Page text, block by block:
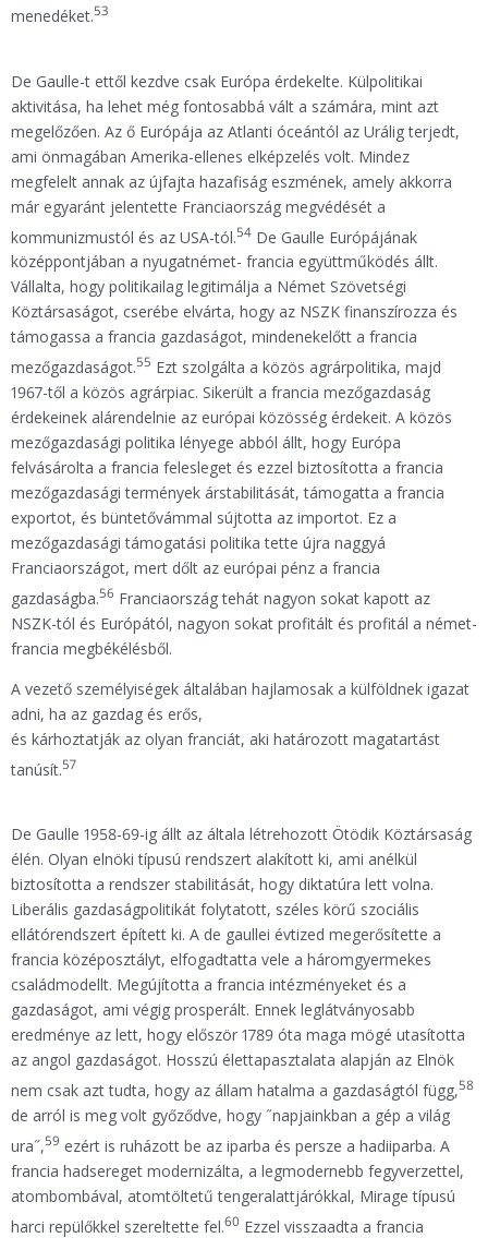
menedéket.53
De Gaulle-t ettől kezdve csak Európa érdekelte. Külpolitikai
aktivitása, ha lehet még fontosabbá vált a számára, mint azt
megelőzően. Az ő Európája az Atlanti óceántól az Urálig terjedt,
ami önmagában Amerika-ellenes elképzelés volt. Mindez
megfelelt annak az újfajta hazafiság eszmének, amely akkorra
már egyaránt jelentette Franciaország megvédését a
kommunizmustól és az USA-tól.54 De Gaulle Európájának
középpontjában a nyugatnémet- francia együttműködés állt.
Vállalta, hogy politikailag legitimálja a Német Szövetségi
Köztársaságot, cserébe elvárta, hogy az NSZK finanszírozza és
támogassa a francia gazdaságot, mindenekelőtt a francia
mezőgazdaságot.55 Ezt szolgálta a közös agrárpolitika, majd
1967-től a közös agrárpiac. Sikerült a francia mezőgazdaság
érdekeinek alárendelnie az európai közösség érdekeit. A közös
mezőgazdasági politika lényege abból állt, hogy Európa
felvásárolta a francia felesleget és ezzel biztosította a francia
mezőgazdasági termények árstabilitását, támogatta a francia
exportot, és büntetővámmal sújtotta az importot. Ez a
mezőgazdasági támogatási politika tette újra naggyá
Franciaországot, mert dőlt az európai pénz a francia
gazdaságba.56 Franciaország tehát nagyon sokat kapott az
NSZK-tól és Európától, nagyon sokat profitált és profitál a német-
francia megbékélésből.
A vezető személyiségek általában hajlamosak a külföldnek igazat
adni, ha az gazdag és erős,
és kárhoztatják az olyan franciát, aki határozott magatartást
tanúsít.57
De Gaulle 1958-69-ig állt az általa létrehozott Ötödik Köztársaság
élén. Olyan elnöki típusú rendszert alakított ki, ami anélkül
biztosította a rendszer stabilitását, hogy diktatúra lett volna.
Liberális gazdaságpolitikát folytatott, széles körű szociális
ellátórendszert épített ki. A de gaullei évtized megerősítette a
francia középosztályt, elfogadtatta vele a háromgyermekes
családmodellt. Megújította a francia intézményeket és a
gazdaságot, ami végig prosperált. Ennek leglátványosabb
eredménye az lett, hogy először 1789 óta maga mögé utasította
az angol gazdaságot. Hosszú élettapasztalata alapján az Elnök
nem csak azt tudta, hogy az állam hatalma a gazdaságtól függ,58
de arról is meg volt győződve, hogy ˝napjainkban a gép a világ
ura˝,59 ezért is ruházott be az iparba és persze a hadiiparba. A
francia hadsereget modernizálta, a legmodernebb fegyverzettel,
atombombával, atomtöltetű tengeralattjárókkal, Mirage típusú
harci repülőkkel szereltette fel.60 Ezzel visszaadta a francia